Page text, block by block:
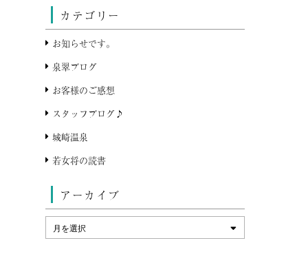
カテゴリー
お知らせです。
泉翠ブログ
お客様のご感想
スタッフブログ♪
城崎温泉
若女将の読書
アーカイブ